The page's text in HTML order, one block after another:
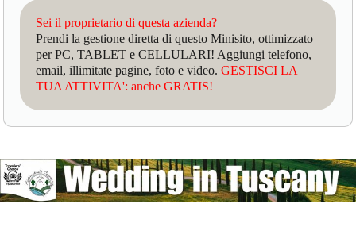
Sei il proprietario di questa azienda?
Prendi la gestione diretta di questo Minisito, ottimizzato
per PC, TABLET e CELLULARI! Aggiungi telefono,
email, illimitate pagine, foto e video.GESTISCI LA
TUA ATTIVITA': anche GRATIS!